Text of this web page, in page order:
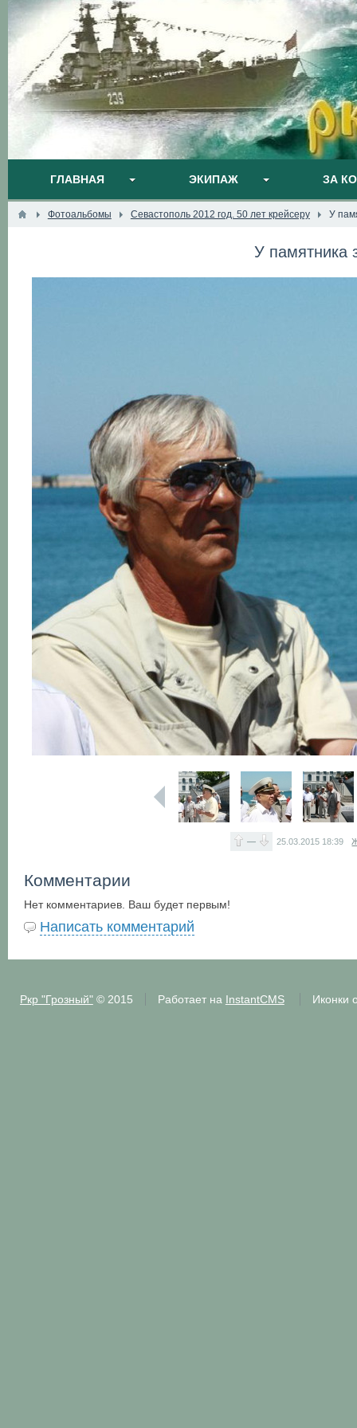
ГЛАВНАЯ ЭКИПАЖ ЗА
Фотоальбомы Севастополь 2012 год. 50 лет крейсеру У
У памятника
— 25.03.2015 18:39
Комментарии
Нет комментариев. Ваш будет первым!
Написать комментарий
Ркр "Грозный"© 2015 Работает на InstantCMS Иконки